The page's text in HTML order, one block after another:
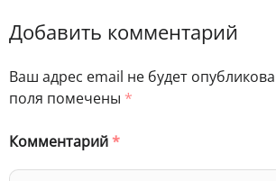
Добавить комментарий
Ваш адрес email не будет
поля помечены *
Комментарий*